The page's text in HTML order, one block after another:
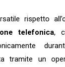
rispetto
telefonica,
tramite un